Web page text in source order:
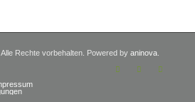
Rechte vorbehalten. Powered by aninova.